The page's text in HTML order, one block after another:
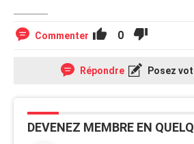
Commenter 0
Répondre Posez
DEVENEZ MEMBRE EN